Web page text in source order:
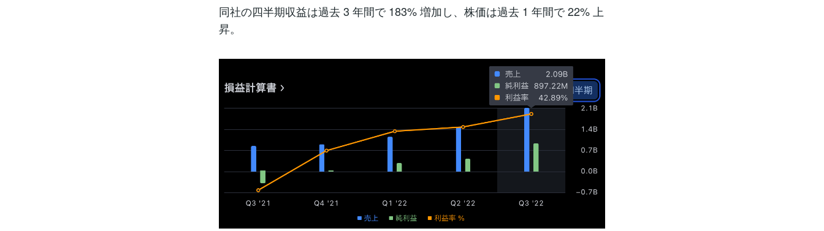
同社の四半期収益は過去 3 年間で 183% 増加し、株価は過去 1 年間で 22% 上
昇。